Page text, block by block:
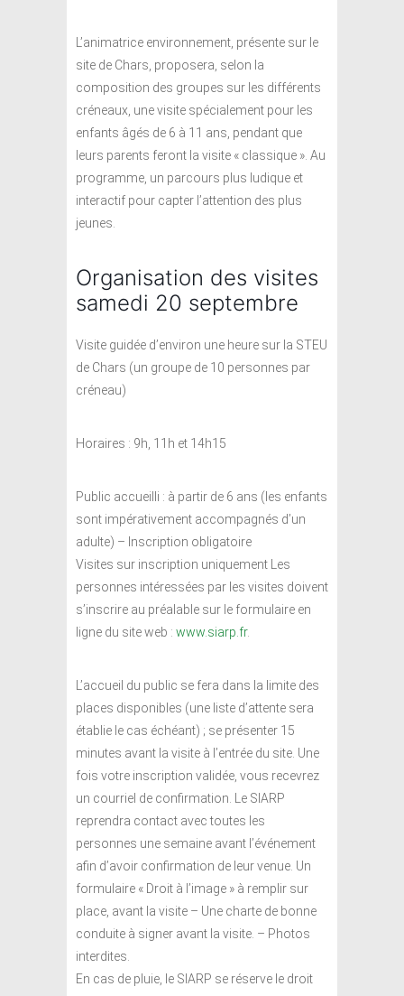
L’animatrice environnement, présente sur le
site de Chars, proposera, selon la
composition des groupes sur les différents
créneaux, une visite spécialement pour les
enfants âgés de 6 à 11 ans, pendant que
leurs parents feront la visite « classique ». Au
programme, un parcours plus ludique et
interactif pour capter l’attention des plus
jeunes.
Organisation des visites
samedi 20 septembre
Visite guidée d’environ une heure sur la STEU
de Chars (un groupe de 10 personnes par
créneau)
Horaires : 9h, 11h et 14h15
Public accueilli : à partir de 6 ans (les enfants
sont impérativement accompagnés d’un
adulte) – Inscription obligatoire
Visites sur inscription uniquement Les
personnes intéressées par les visites doivent
s’inscrire au préalable sur le formulaire en
ligne du site web : www.siarp.fr.
L’accueil du public se fera dans la limite des
places disponibles (une liste d’attente sera
établie le cas échéant) ; se présenter 15
minutes avant la visite à l’entrée du site. Une
fois votre inscription validée, vous recevrez
un courriel de confirmation. Le SIARP
reprendra contact avec toutes les
personnes une semaine avant l’événement
afin d’avoir confirmation de leur venue. Un
formulaire « Droit à l’image » à remplir sur
place, avant la visite – Une charte de bonne
conduite à signer avant la visite. – Photos
interdites.
En cas de pluie, le SIARP se réserve le droit